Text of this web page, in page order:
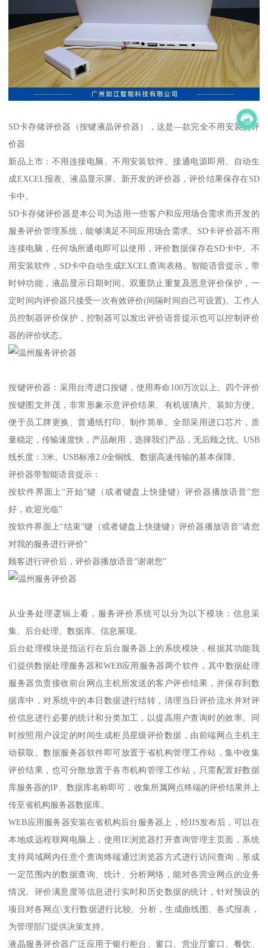
SD卡存储评价器（按键液晶评价器），这是—款完全不用安装的评
价器
新品上市：不用连接电脑、不用安装软件、接通电源即用、自动生
成EXCEL报表、液晶显示屏。新开发的评价器，评价结果保存在SD
卡中。
SD卡存储评价器是本公司为适用一些客户和应用场合需求而开发的
服务评价管理系统，能够满足不同应用场合需求。SD卡评价器不用
连接电脑，任何场所通电即可以使用，评价数据保存在SD卡中。不
用安装软件，SD卡中自动生成EXCEL查询表格。智能语音提示，带
时钟功能，液晶显示日期时间。双重防止重复及恶意评价保护，一
定时间内评价器只接受一次有效评价(间隔时间自己可设置)。工作人
员控制器评价保护，控制器可以发出评价语音提示也可以控制评价
器的评价状态。
按键评价器：采用台湾进口按键，使用寿命100万次以上、四个评价
按键图文并茂，非常形象示意评价结果、有机玻璃片、装卸方便、
便于员工牌更换、普通纸打印、制作简单。全部采用进口芯片，质
量稳定，传输速度快，产品耐用，选择我们产品，无后顾之忧。USB
线长度：3米、USB标准2.0全铜线、数据高速传输的基本保障。
评价器带智能语音提示：
按软件界面上“开始”键（或者键盘上快捷键）评价器播放语音”您
好，欢迎光临”
按软件界面上“结束”键（或者键盘上快捷键）评价器播放语音”请您
对我的服务进行评价”
顾客进行评价后，评价器播放语音”谢谢您”
从业务处理逻辑上看，服务评价系统可以分为以下模块：信息采
集、后台处理、数据库、信息展现。
后台处理模块是指运行在后台服务器上的系统模块，根据其功能我
们提供数据处理服务器和WEB应用服务器两个软件，其中数据处理
服务器负责接收前台网点主机所发送的客户评价结果，并保存到数
据库中，对系统中的本日数据进行结转，清理当日评价流水并对评
价信息进行必要的统计和分类加工，以提高用户查询时的效率。同
时按照用户设定的时间生成柜员星级评价数据，由前端网点主机主
动获取。数据服务器软件即可放置于省机构管理工作站，集中收集
评价结果，也可分散放置于各市机构管理工作站，只需配置好数据
库服务器的IP、数据库名称即可，收集所属网点终端的评价结果并上
传至省机构服务器数据库。
WEB应用服务器安装在省机构后台服务器上，经IIS发布后，可以在
本地或远程联网电脑上，使用IE浏览器打开查询管理主页面，系统
支持局域网内任意个查询终端通过浏览器方式进行访问查询，形成
一定范围内的数据查询、统计、分析网络，能对各营业网点的业务
情况、评价满意度等信息进行实时和历史数据的统计，针对预设的
项目对各网点\支行数据进行比较、分析，生成曲线图、各式报表，
为管理部门提供决策支持。
液晶服务评价器广泛应用于银行柜台、窗口、营业厅窗口、餐饮、